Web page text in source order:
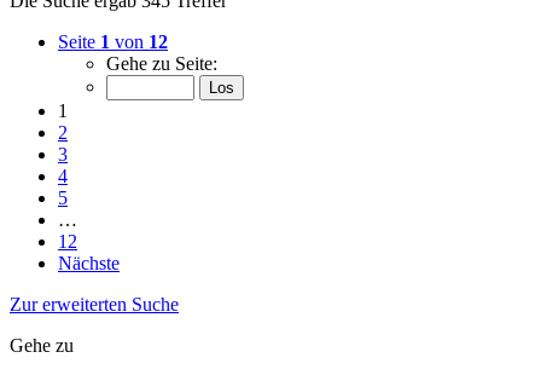
Seite 1 von 12
Gehe zu Seite:
1
2
3
4
5
…
12
Nächste
Zur erweiterten Suche
Gehe zu